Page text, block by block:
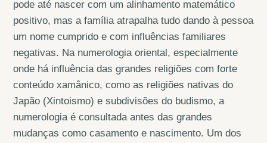
pode até nascer com um alinhamento matemático
positivo, mas a família atrapalha tudo dando à pessoa
um nome cumprido e com influências familiares
negativas. Na numerologia oriental, especialmente
onde há influência das grandes religiões com forte
conteúdo xamânico, como as religiões nativas do
Japão (Xintoismo) e subdivisões do budismo, a
numerologia é consultada antes das grandes
mudanças como casamento e nascimento. Um dos